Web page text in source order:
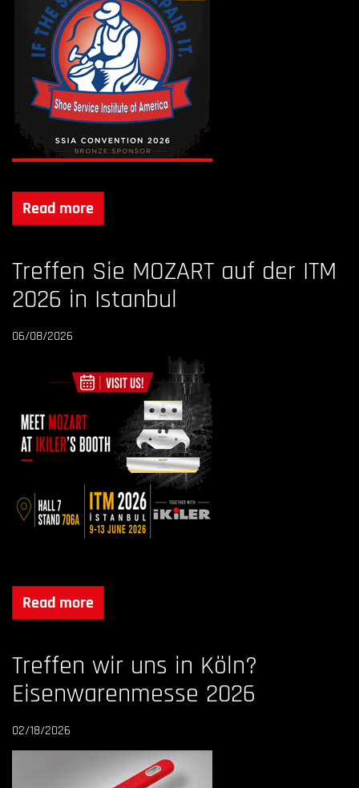
Read more
Treffen Sie MOZART auf der ITM
2026 in Istanbul
06/08/2026
Read more
Treffen wir uns in Köln?
Eisenwarenmesse 2026
02/18/2026